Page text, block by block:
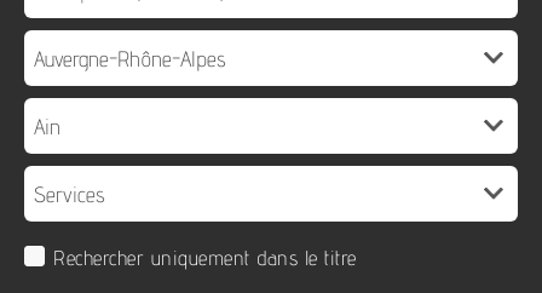
Rechercher uniquement dans le titre